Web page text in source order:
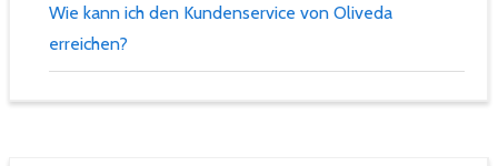
Wie kann ich den Kundenservice von Oliveda
erreichen?